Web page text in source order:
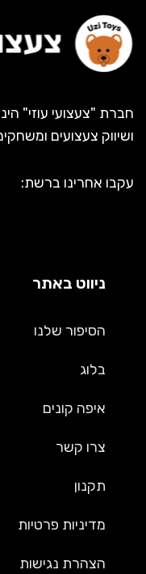
חברת "צעצועי עוזי"
ושיווק צעצועים
עקבו אחרינו ברשת:
ניווט באתר
הסיפור שלנו
בלוג
איפה קונים
צרו קשר
תקנון
מדיניות פרטיות
הצהרת נגישות